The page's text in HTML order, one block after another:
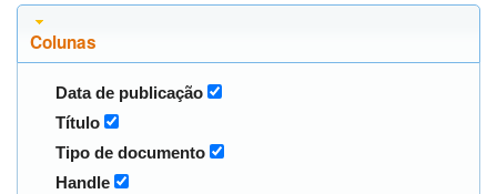
Colunas
Data de publicação
Título
Tipo de documento
Handle